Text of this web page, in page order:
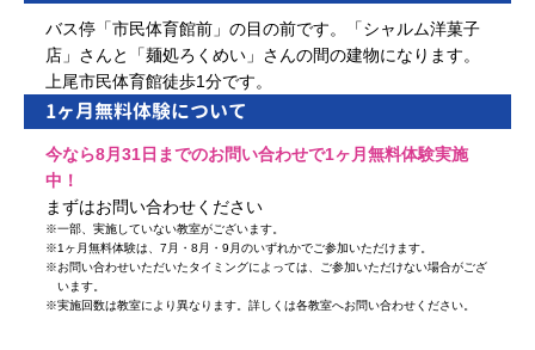
バス停「市民体育館前」の目の前です。「シャルム洋菓子
店」さんと「麺処ろくめい」さんの間の建物になります。
上尾市民体育館徒歩1分です。
1ヶ月無料体験について
今なら8月31日までのお問い合わせで1ヶ月無料体験実施
中！
まずはお問い合わせください
※一部、実施していない教室がございます。
※1ヶ月無料体験は、7月・8月・9月のいずれかでご参加いただけます。
※お問い合わせいただいたタイミングによっては、ご参加いただけない場合がござ
います。
※実施回数は教室により異なります。詳しくは各教室へお問い合わせください。